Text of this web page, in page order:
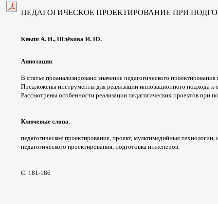
ПЕДАГОГИЧЕСКОЕ ПРОЕКТИРОВАНИЕ ПРИ
Кныш А. И., Шлёкова И. Ю.
Аннотация.
В статье проанализировано значение педагогического
Предложены инструменты для реализации инновационного подхода к
Рассмотрены особенности реализации педагогических проектов при
Ключевые слова:
педагогическое проектирование, проект, мультимедийные технологии,
педагогического проектирования, подготовка инженеров.
С. 181-186